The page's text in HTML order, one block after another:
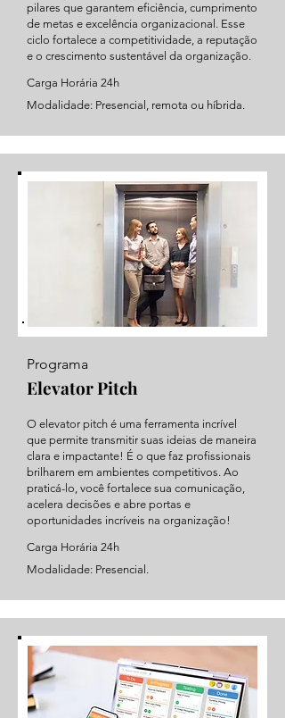
pilares que garantem eficiência, cumprimento
de metas e excelência organizacional. Esse
ciclo fortalece a competitividade, a reputação
e o crescimento sustentável da organização.
Carga Horária 24h
Modalidade: Presencial, remota ou híbrida.
Programa
Elevator Pitch
O elevator pitch é uma ferramenta incrível
que permite transmitir suas ideias de maneira
clara e impactante! É o que faz profissionais
brilharem em ambientes competitivos. Ao
praticá-lo, você fortalece sua comunicação,
acelera decisões e abre portas e
oportunidades incríveis na organização!
Carga Horária 24h
Modalidade: Presencial.